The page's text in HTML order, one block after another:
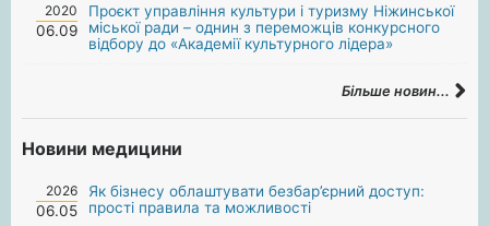
2020
06.09
Проєкт управління культури і туризму Ніжинської
міської ради – однин з переможців конкурсного
відбору до «Академії культурного лідера»
Більше новин...
Новини медицини
2026
06.05
Як бізнесу облаштувати безбар’єрний доступ:
прості правила та можливості